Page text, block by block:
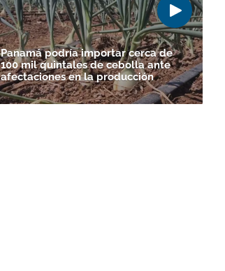
Panamá podría importar cerca de
100 mil quintales de cebolla ante
afectaciones en la producción